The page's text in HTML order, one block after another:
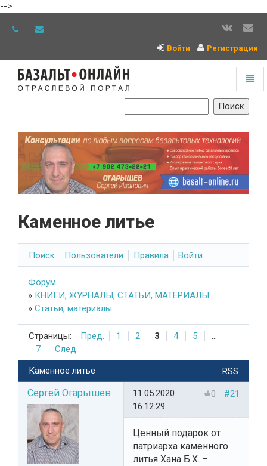
-->
Войти Регистрация
Каменное литье
Поиск Пользователи Правила Войти
Форум
» КНИГИ, ЖУРНАЛЫ, СТАТЬИ, МАТЕРИАЛЫ
» Статьи, материалы
Страницы: Пред. 1 2 3 4 5
...
7
След.
RSS
Каменное литье
Сергей Огарышев #21
0
11.05.2020
16:12:29
Ценный подарок от
патриарха каменного
литья Хана Б.Х. –